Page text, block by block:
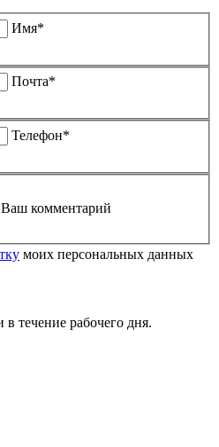
Имя*
Почта*
Телефон*
Ваш комментарий
моих персональных данных
течение рабочего дня.